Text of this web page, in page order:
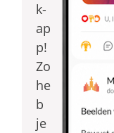
k-
ap
p!
Zo
he
b
je